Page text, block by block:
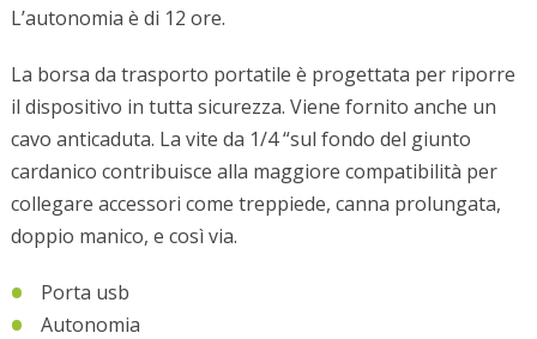
L’autonomia è di 12 ore.
La borsa da trasporto portatile è progettata per riporre
il dispositivo in tutta sicurezza. Viene fornito anche un
cavo anticaduta. La vite da 1/4 “sul fondo del giunto
cardanico contribuisce alla maggiore compatibilità per
collegare accessori come treppiede, canna prolungata,
doppio manico, e così via.
Porta usb
Autonomia